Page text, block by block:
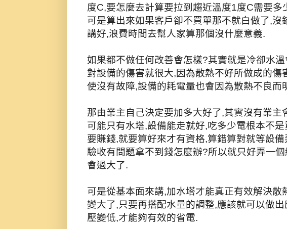
度C,要怎麼去計算要拉到趨近溫度1度C需要
可是算出來如果客戶卻不買單那不就白做了,沒
講好,浪費時間去幫人家算那個沒什麼意義.
如果都不做任何改善會怎樣?其實就是冷卻水
對設備的傷害就很大,因為散熱不好所做成的傷
使沒有故障,設備的耗電量也會因為散熱不良而
那由業主自己決定要加多大好了,其實沒有業
可能只有水塔,設備能走就好,吃多少電根本不
要賺錢,就要算好來才有資格,算錯算對就等設
驗收有問題拿不到錢怎麼辦?所以就只好弄一
會過大了.
可是從基本面來講,加水塔才能真正有效解決
變大了,只要再搭配水量的調整,應該就可以做
壓變低,才能夠有效的省電.